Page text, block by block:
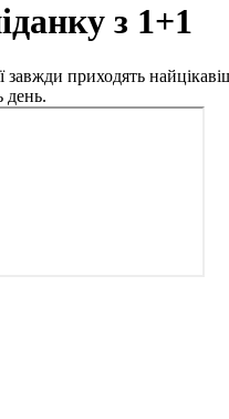
з 1+1
завжди приходять
день.